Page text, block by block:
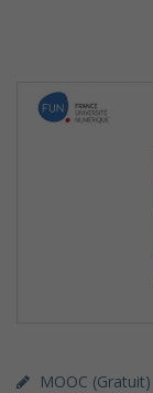
MOOC (gratuit)